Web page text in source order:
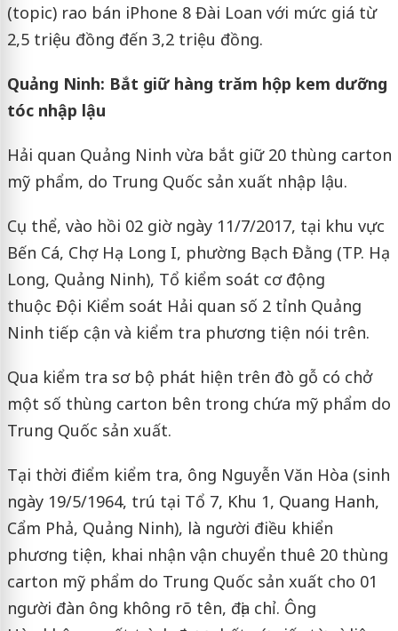
(topic) rao bán iPhone 8 Đài Loan với mức giá từ
2,5 triệu đồng đến 3,2 triệu đồng.
Quảng Ninh: Bắt giữ hàng trăm hộp kem dưỡng
tóc nhập lậu
Hải quan Quảng Ninh vừa bắt giữ 20 thùng carton
mỹ phẩm, do Trung Quốc sản xuất nhập lậu.
Cụ thể, vào hồi 02 giờ ngày 11/7/2017, tại khu vực
Bến Cá, Chợ Hạ Long I, phường Bạch Đằng (TP. Hạ
Long, Quảng Ninh), Tổ kiểm soát cơ động
thuộc Đội Kiểm soát Hải quan số 2 tỉnh Quảng
Ninh tiếp cận và kiểm tra phương tiện nói trên.
Qua kiểm tra sơ bộ phát hiện trên đò gỗ có chở
một số thùng carton bên trong chứa mỹ phẩm do
Trung Quốc sản xuất.
Tại thời điểm kiểm tra, ông Nguyễn Văn Hòa (sinh
ngày 19/5/1964, trú tại Tổ 7, Khu 1, Quang Hanh,
Cẩm Phả, Quảng Ninh), là người điều khiển
phương tiện, khai nhận vận chuyển thuê 20 thùng
carton mỹ phẩm do Trung Quốc sản xuất cho 01
người đàn ông không rõ tên, địa chỉ. Ông